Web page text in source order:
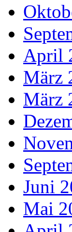
April
März
März
Juni
Mai